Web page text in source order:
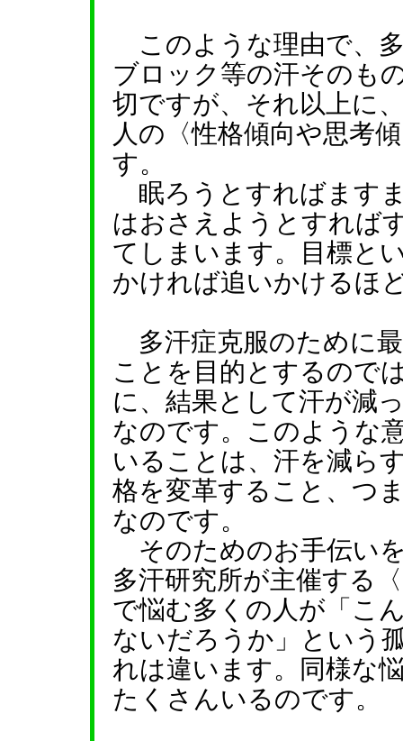
このような理由で、
ブロック等の汗そのも
切ですが、それ以上に
人の〈性格傾向や思考
す。
眠ろうとすればます
はおさえようとすれば
てしまいます。目標と
かければ追いかけるほ
多汗症克服のために
ことを目的とするので
に、結果として汗が減
なのです。このような
いることは、汗を減ら
格を変革すること、つ
なのです。
そのためのお手伝い
多汗研究所が主催する
で悩む多くの人が「こ
ないだろうか」という
れは違います。同様な
たくさんいるのです。